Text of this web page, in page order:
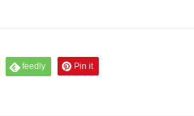
feedly Pin it